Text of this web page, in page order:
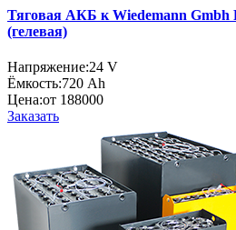
Тяговая АКБ к Wiedemann Gmbh
(гелевая)
Напряжение:24 V
Ёмкость:720 Ah
Цена:от 188000
Заказать